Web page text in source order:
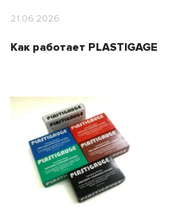
21.06.2026
Как работает PLASTIGAGE